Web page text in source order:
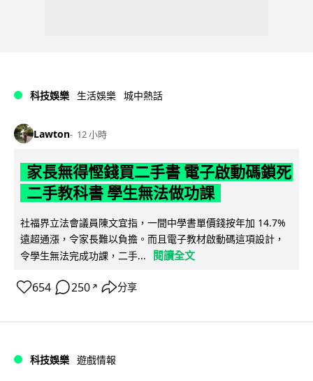
科技娛樂 生活娛樂 城中熱話
Lawton 12 小時
家長無得慳錢買二手書 電子啟動碼鎖死
二手教科書 學生無法做功課
社福界立法會議員陳文宜指，一間中學書單價錢按年加 14.7%
遠超通漲，令家長難以負擔。而且電子教材啟動碼這項設計，
令學生無法完成功課，二手...
閱讀全文
654 250 ↗ 分享
科技娛樂 遊戲情報